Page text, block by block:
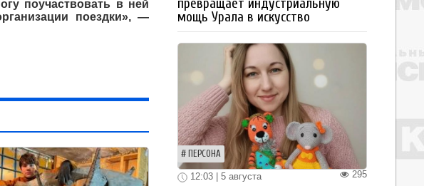
поучаствовать в ней
поездки», —
превращает индустриальную
мощь Урала в искусство
ПЕРСОНА
295
12:03 | 5 августа